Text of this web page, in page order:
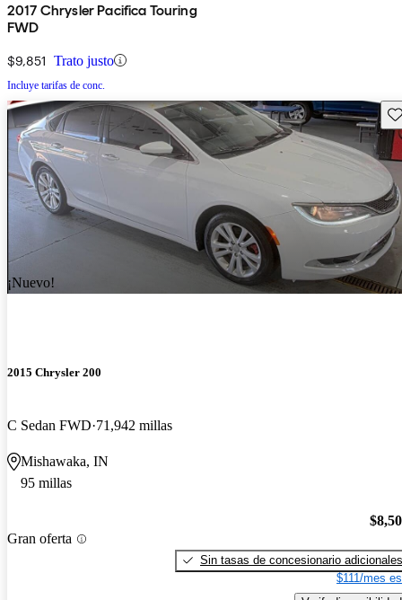
2017 Chrysler Pacifica Touring
FWD
$9,851 Trato justo
Incluye tarifas de conc.
¡Nuevo!
2015 Chrysler 200
C Sedan FWD 71,942 millas
Mishawaka, IN
95 millas
Gran oferta
Sin tasas de concesionario adicionales
$111/mes